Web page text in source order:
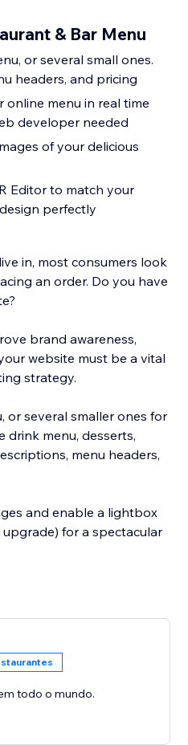
& Bar Menu
or several small ones.
headers, and pricing
online menu in real time
developer needed
of your delicious
Editor to match your
perfectly
in, most consumers look
an order. Do you have
brand awareness,
website must be a vital
strategy.
or several smaller ones for
drink menu, desserts,
menu headers,
and enable a lightbox
for a spectacular
todo o mundo.